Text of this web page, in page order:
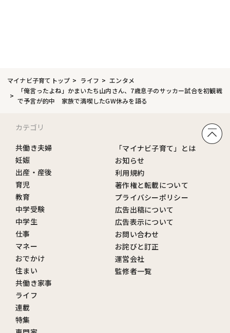
マイナビ子育てトップ ライフ
エンタメ
「俺言ったよね」かまいたち山内さん、7歳息子のサッカー試合を初観戦
で予言が的中 家族で満喫したGW休みを語る
カテゴリ
共働き夫婦
妊娠
出産・産後
育児
教育
中学受験
中学生
仕事
マネー
おでかけ
住まい
共働き家事
ライフ
連載
特集
「マイナビ子育て」とは
お知らせ
利用規約
著作権と転載について
プライバシーポリシー
広告出稿について
広告表示について
お問い合わせ
お詫びと訂正
運営会社
監修者一覧